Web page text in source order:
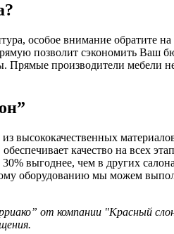
особое внимание обратите
позволит сэкономить Ваш
производители мебели
высококачественных
качество на всех
выгоднее, чем в других
оборудованию мы можем
от компании "Красный